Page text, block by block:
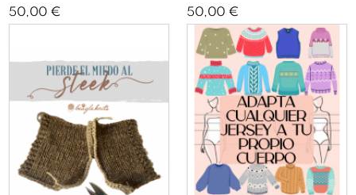
Precio
50,00 € Precio
50,00 €